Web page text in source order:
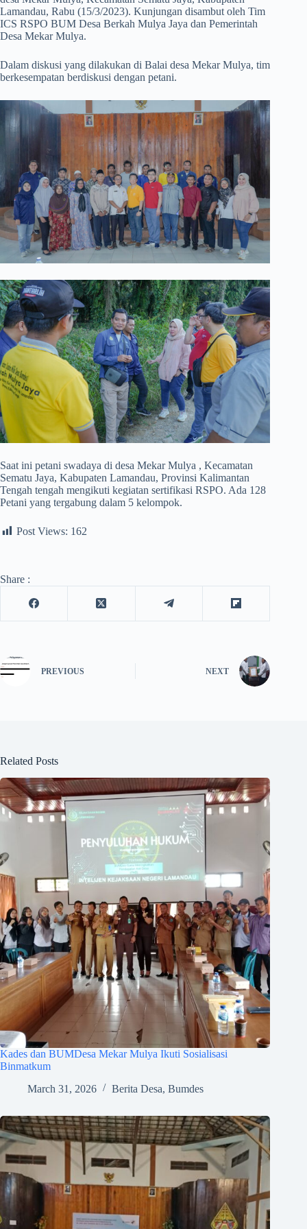
Lamandau, Rabu (15/3/2023). Kunjungan disambut oleh Tim
ICS RSPO BUM Desa Berkah Mulya Jaya dan Pemerintah
Desa Mekar Mulya.
Dalam diskusi yang dilakukan di Balai desa Mekar Mulya, tim
berkesempatan berdiskusi dengan petani.
Saat ini petani swadaya di desa Mekar Mulya , Kecamatan
Sematu Jaya, Kabupaten Lamandau, Provinsi Kalimantan
Tengah tengah mengikuti kegiatan sertifikasi RSPO. Ada 128
Petani yang tergabung dalam 5 kelompok.
Post Views: 162
Share :
PREVIOUS NEXT
Related Posts
Kades dan BUMDesa Mekar Mulya Ikuti Sosialisasi
Binmatkum
March 31, 2026
Berita Desa, Bumdes